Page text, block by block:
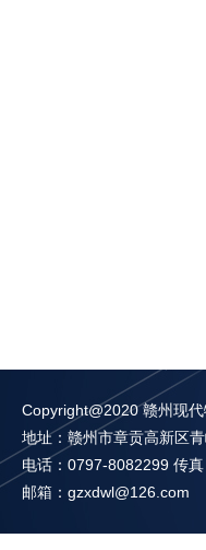
Copyright@2020 赣州现
地址：赣州市章贡高新区
电话：0797-8082299 传
邮箱：gzxdwl@126.com